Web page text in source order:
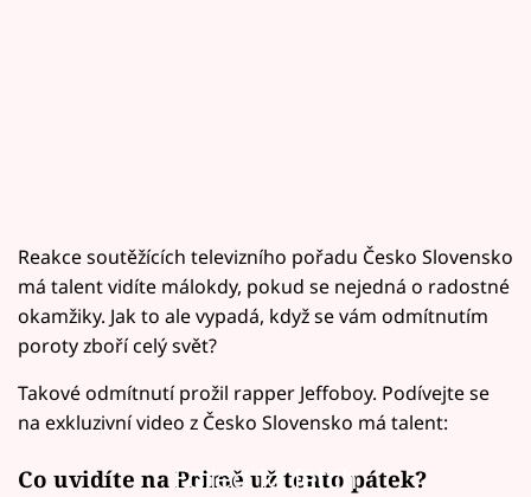
Reakce soutěžících televizního pořadu Česko Slovensko
má talent vidíte málokdy, pokud se nejedná o radostné
okamžiky. Jak to ale vypadá, když se vám odmítnutím
poroty zboří celý svět?
Takové odmítnutí prožil rapper Jeffoboy. Podívejte se
na exkluzivní video z Česko Slovensko má talent:
Failed to fetch
Co uvidíte na Primě už tento pátek?